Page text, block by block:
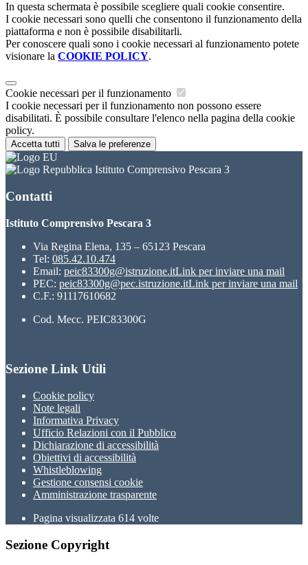
In questa schermata è possibile scegliere quali cookie consentire.
I cookie necessari sono quelli che consentono il funzionamento della
piattaforma e non è possibile disabilitarli.
Per conoscere quali sono i cookie necessari al funzionamento potete
visionare la COOKIE POLICY.
Cookie necessari per il funzionamento
I cookie necessari per il funzionamento non possono essere
disabilitati. È possibile consultare l'elenco nella pagina della cookie
policy.
Accetta tutti Salva le preferenze
Istituto Comprensivo Pescara 3
Contatti
Istituto Comprensivo Pescara 3
Via Regina Elena, 135 – 65123 Pescara
Tel: 085.42.10.474
Email: peic83300g@istruzione.itLink per inviare una mail
PEC: peic83300g@pec.istruzione.itLink per inviare una mail
C.F.: 91117610682
Cod. Mecc. PEIC83300G
Sezione Link Utili
Cookie policy
Note legali
Informativa Privacy
Ufficio Relazioni con il Pubblico
Dichiarazione di accessibilità
Obiettivi di accessibilità
Whistleblowing
Gestione consensi cookie
Amministrazione trasparente
Pagina visualizzata 614 volte
Sezione Copyright